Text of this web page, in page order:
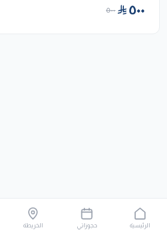
٥٠٠ ٥٠٠
الرئيسية حجوزاتي الخريطة